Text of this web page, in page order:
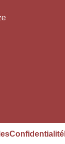
Confidentialité